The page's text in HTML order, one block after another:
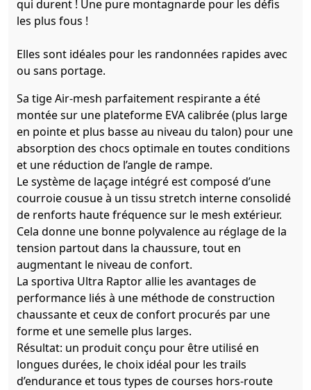
qui durent ! Une pure montagnarde pour les défis
les plus fous !
Elles sont idéales pour les randonnées rapides avec
ou sans portage.
Sa tige Air-mesh parfaitement respirante a été
montée sur une plateforme EVA calibrée (plus large
en pointe et plus basse au niveau du talon) pour une
absorption des chocs optimale en toutes conditions
et une réduction de l’angle de rampe.
Le système de laçage intégré est composé d’une
courroie cousue à un tissu stretch interne consolidé
de renforts haute fréquence sur le mesh extérieur.
Cela donne une bonne polyvalence au réglage de la
tension partout dans la chaussure, tout en
augmentant le niveau de confort.
La sportiva Ultra Raptor allie les avantages de
performance liés à une méthode de construction
chaussante et ceux de confort procurés par une
forme et une semelle plus larges.
Résultat: un produit conçu pour être utilisé en
longues durées, le choix idéal pour les trails
d’endurance et tous types de courses hors-route